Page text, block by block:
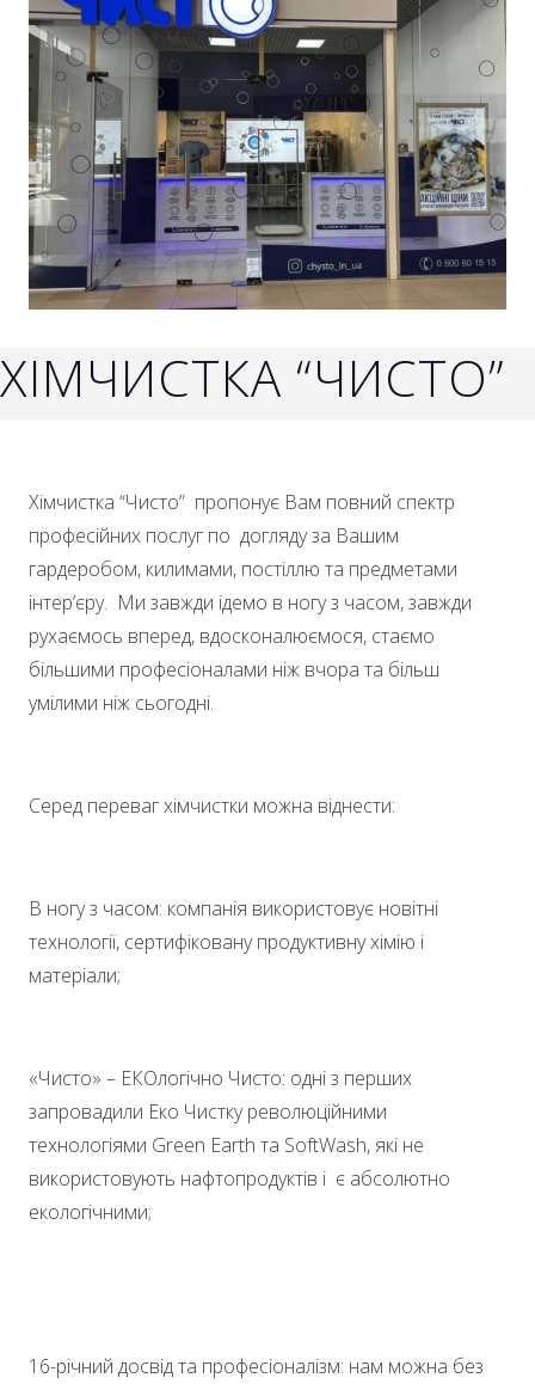
ХІМЧИСТКА “ЧИСТО”
Хімчистка “Чисто” пропонує Вам повний спектр
професійних послуг по догляду за Вашим
гардеробом, килимами, постіллю та предметами
інтер’єру. Ми завжди ідемо в ногу з часом, завжди
рухаємось вперед, вдосконалюємося, стаємо
більшими професіоналами ніж вчора та більш
умілими ніж сьогодні.
Серед переваг хімчистки можна віднести:
В ногу з часом: компанія використовує новітні
технології, сертифіковану продуктивну хімію і
матеріали;
«Чисто» – ЕКОлогічно Чисто: одні з перших
запровадили Еко Чистку революційними
технологіями Green Earth та SoftWash, які не
використовують нафтопродуктів і є абсолютно
екологічними;
16-річний досвід та професіоналізм: нам можна без